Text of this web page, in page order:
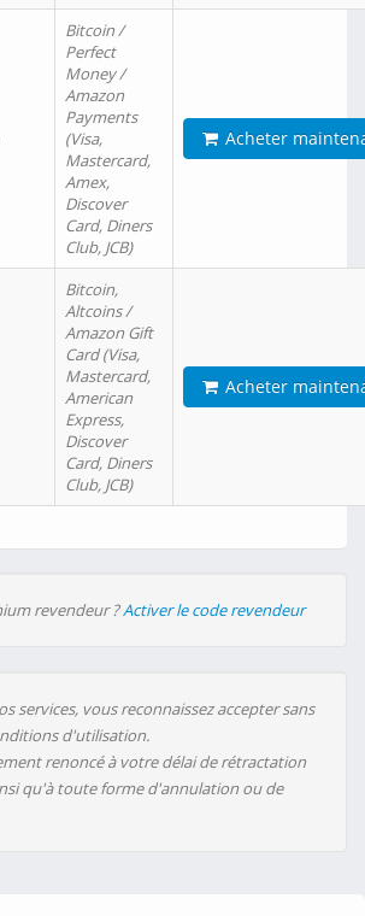
Bitcoin /
Perfect
Money /
Amazon
Payments
(Visa,
Mastercard,
Amex,
Discover
Card, Diners
Club, JCB)
Acheter
Bitcoin,
Altcoins /
Amazon Gift
Card (Visa,
Mastercard,
American
Express,
Discover
Card, Diners
Club, JCB)
Acheter
revendeur ?Activer le code revendeur
services, vous reconnaissez accepter sans
d'utilisation.
renoncé à votre délai de rétractation
qu'à toute forme d'annulation ou de